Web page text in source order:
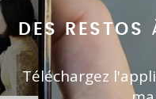
DES RESTOS
Téléchargez